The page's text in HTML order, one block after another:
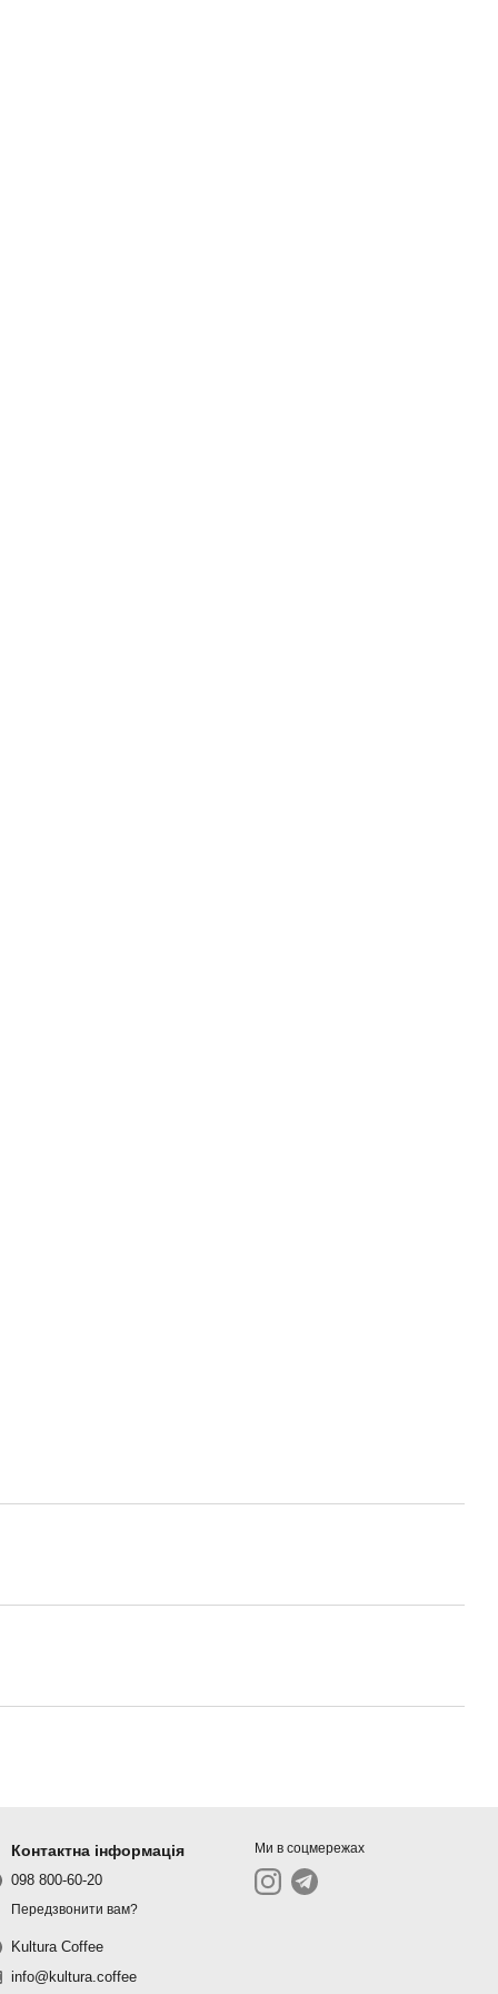
Контактна інформація
098 800-60-20
Передзвонити вам?
Kultura Coffee
info@kultura.coffee
Ми в соцмережах